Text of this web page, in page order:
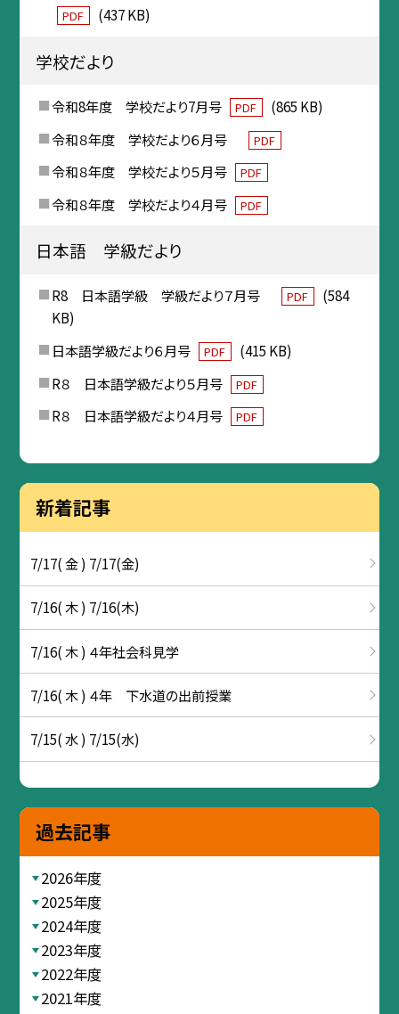
PDF (437 KB)
学校だより
令和8年度 学校だより7月号 PDF
(865 KB)
令和８年度 学校だより６月号
PDF
令和８年度 学校だより５月号 PDF
令和８年度 学校だより４月号 PDF
日本語 学級だより
R8 日本語学級 学級だより７月号 PDF
(584
KB)
日本語学級だより６月号
PDF
(415 KB)
R８ 日本語学級だより５月号
PDF
R８ 日本語学級だより４月号 PDF
新着記事
7/17( 金 ) 7/17(金)
7/16( 木 ) 7/16(木)
7/16( 木 ) ４年社会科見学
7/16( 木 ) ４年 下水道の出前授業
7/15( 水 ) 7/15(水)
過去記事
2026年度
2025年度
2024年度
2023年度
2022年度
2021年度